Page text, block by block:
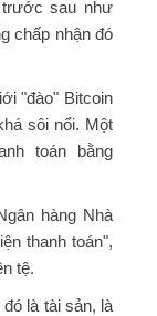
sau như
chấp nhận đó
"đào" Bitcoin
sôi nổi. Một
toán bằng
hàng Nhà
thanh toán",
tệ.
là tài sản, là